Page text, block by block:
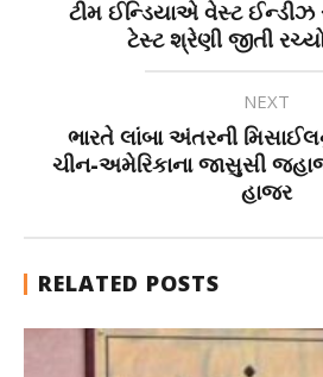
ટીમ ઈન્ડિયાએ વેસ્ટ
ટેસ્ટ શ્રેણી જીતી
NEXT
ભારતે લાંબા અંતરની
ચીન-અમેરિકાના જાસુસી
હાજર
RELATED POSTS